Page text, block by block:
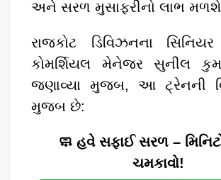
અને સરળ મુસાફરીનો લાભ
​રાજકોટ ડિવિઝનના
કોમર્શિયલ મેનેજર સુનીલ
જણાવ્યા મુજબ, આ ટ્રેનની
મુજબ છે:
🧼 હવે સફાઈ સરળ –
ચમકાવો!